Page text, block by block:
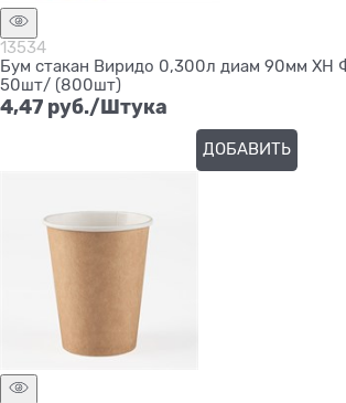
13534
Бум стакан Виридо 0,300л диам 90мм ХН
50шт/ (800шт)
4,47 руб./Штука
ДОБАВИТЬ